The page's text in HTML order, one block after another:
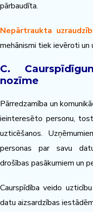
pārbaudīta.
Nepārtraukta
mehānismi tiek ievēroti
C.
nozīme
Pārredzamība un
ieinteresēto personu,
uzticēšanos.
personas par savu
drošības pasākumiem un
Caurspīdība veido
datu aizsardzības